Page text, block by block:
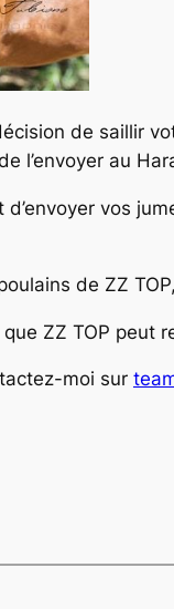
de saillir
l’envoyer au
vos
de ZZ
ZZ TOP peut
moi sur